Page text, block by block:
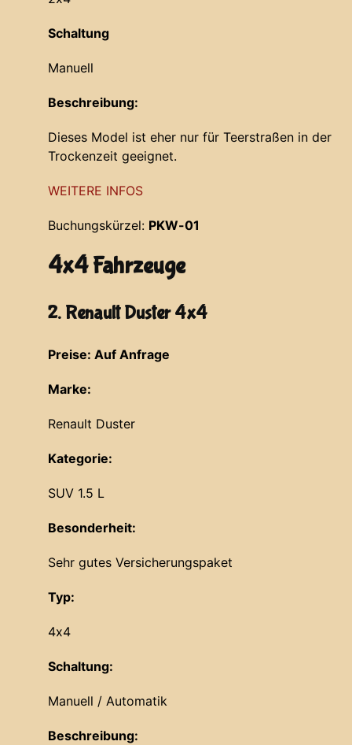
Schaltung
Manuell
Beschreibung:
Dieses Model ist eher nur für Teerstraßen in der
Trockenzeit geeignet.
WEITERE INFOS
Buchungskürzel: PKW-01
4x4 Fahrzeuge
2. Renault Duster 4x4
Preise: Auf Anfrage
Marke:
Renault Duster
Kategorie:
SUV 1.5 L
Besonderheit:
Sehr gutes Versicherungspaket
Typ:
4x4
Schaltung:
Manuell / Automatik
Beschreibung: